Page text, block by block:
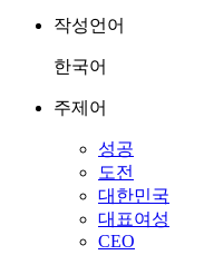
작성언어
한국어
주제어
성공
도전
대한민국
대표여성
CEO